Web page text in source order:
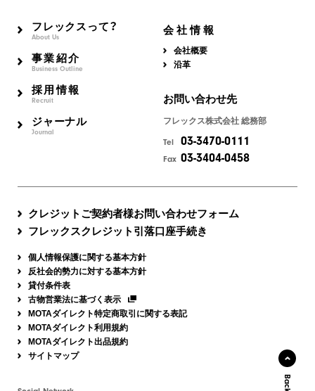
フレックスって？
About Us
事業紹介
Business Outline
採用情報
Recruit
ジャーナル
Journal
会社情報
会社概要
沿革
お問い合わせ先
フレックス株式会社 総務部
Tel 03-3470-0111
Fax 03-3404-0458
クレジットご契約者様お問い合わせフォーム
フレックスクレジット引落口座手続き
個人情報保護に関する基本方針
反社会的勢力に対する基本方針
貸付条件表
古物営業法に基づく表示
MOTAダイレクト特定商取引に関する表記
MOTAダイレクト利用規約
MOTAダイレクト出品規約
サイトマップ